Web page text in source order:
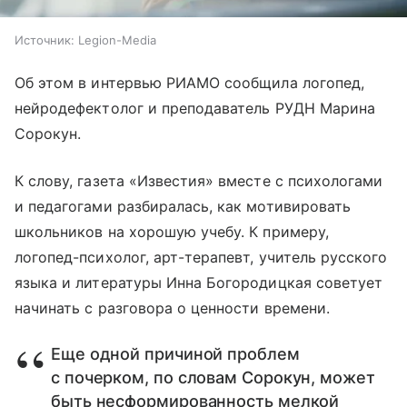
Источник: Legion-Media
Об этом в интервью РИАМО сообщила логопед,
нейродефектолог и преподаватель РУДН Марина
Сорокун.
К слову, газета «Известия» вместе с психологами
и педагогами разбиралась, как мотивировать
школьников на хорошую учебу. К примеру,
логопед-психолог, арт-терапевт, учитель русского
языка и литературы Инна Богородицкая советует
начинать с разговора о ценности времени.
Еще одной причиной проблем
с почерком, по словам Сорокун, может
быть несформированность мелкой